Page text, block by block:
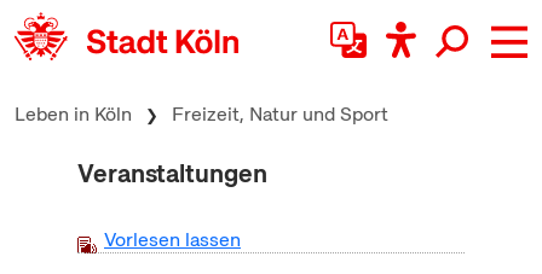
zum Inhalt springen
Leben in Köln Freizeit, Natur und Sport
Veranstaltungen
Vorlesen lassen